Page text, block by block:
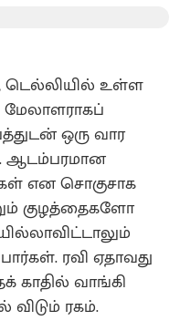
டெல்லியில் உள்ள
மேலாளராகப்
ஒரு வார
ஆடம்பரமான
என சொகுசாக
குழத்தைகளோ
ரவி ஏதாவது
காதில் வாங்கி
ரகம்.